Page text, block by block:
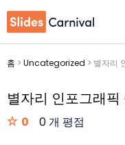
홈 > Uncategorized > 별자리
별자리 인포그래
0 0 개 평점